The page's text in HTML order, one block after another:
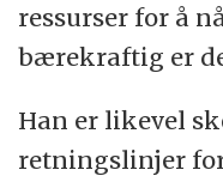
ressurser for å
bærekraftig er
Han er likevel
retningslinjer